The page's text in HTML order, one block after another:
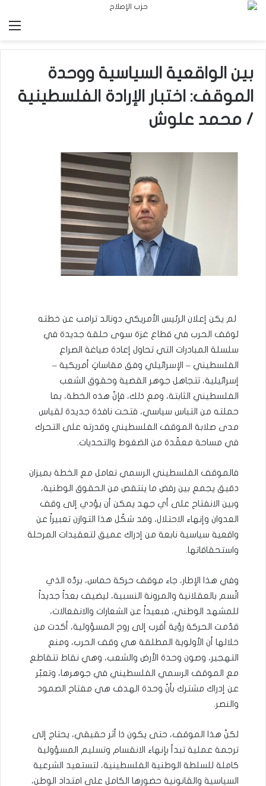
بين الواقعية السياسية ووحدة
الموقف: اختبار الإرادة الفلسطينية
/ محمد علوش
لم يكن إعلان الرئيس الأمريكي دونالد ترامب عن خطته
لوقف الحرب في قطاع غزة سوى حلقة جديدة في
سلسلة المبادرات التي تحاول إعادة صياغة الصراع
الفلسطيني – الإسرائيلي وفق مقاساتٍ أمريكية –
إسرائيلية، تتجاهل جوهر القضية وحقوق الشعب
الفلسطيني الثابتة، ومع ذلك، فإنّ هذه الخطة، بما
حملته من التباس سياسي، فتحت نافذة جديدة لقياس
مدى صلابة الموقف الفلسطيني وقدرته على التحرك
في مساحة معقّدة من الضغوط والتحديات.
فالموقف الفلسطيني الرسمي تعامل مع الخطة بميزان
دقيق يجمع بين رفض ما ينتقص من الحقوق الوطنية،
وبين الانفتاح على أي جهد يمكن أن يؤدي إلى وقف
العدوان وإنهاء الاحتلال، وقد شكّل هذا التوازن تعبيراً عن
واقعية سياسية نابعة من إدراك عميق لتعقيدات المرحلة
واستحقاقاتها.
وفي هذا الإطار، جاء موقف حركة حماس، بردّه الذي
اتّسم بالعقلانية والمرونة النسبية، ليضيف بعداً جديداً
للمشهد الوطني، فبعيداً عن الشعارات والانفعالات،
قدّمت الحركة رؤية أقرب إلى روح المسؤولية، أكدت من
خلالها أن الأولوية المطلقة هي وقف الحرب، ومنع
التهجير، وصون وحدة الأرض والشعب، وهي نقاط تتقاطع
مع الموقف الرسمي الفلسطيني في جوهرها، وتعبّر
عن إدراك مشترك بأنّ وحدة الهدف هي مفتاح الصمود
والنصر.
لكنّ هذا الموقف، حتى يكون ذا أثر حقيقي، يحتاج إلى
ترجمة عملية تبدأ بإنهاء الانقسام وتسليم المسؤولية
كاملة للسلطة الوطنية الفلسطينية، لتستعيد الشرعية
السياسية والقانونية حضورها الكامل على امتداد الوطن،